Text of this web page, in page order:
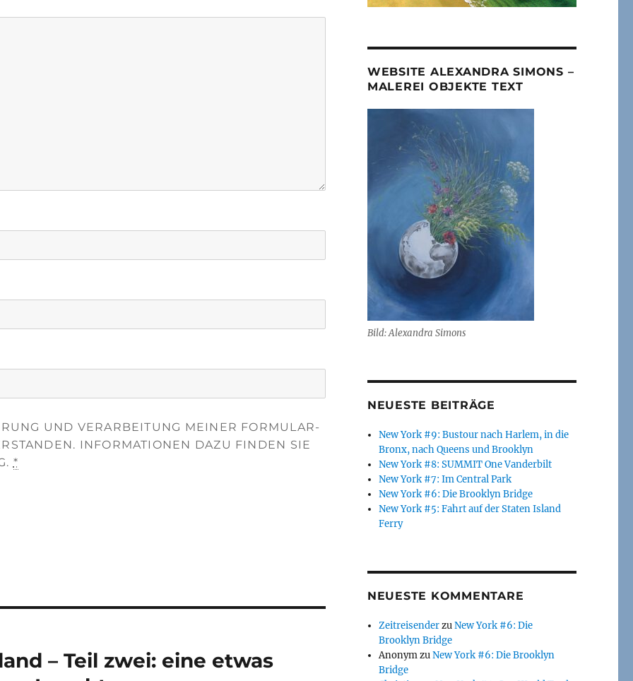
UND VERARBEITUNG MEINER FORMULAR-
INFORMATIONEN DAZU FINDEN SIE
*
– Teil zwei: eine etwas
WEBSITE ALEXANDRA SIMONS –
MALEREI OBJEKTE TEXT
Bild: Alexandra Simons
NEUESTE BEITRÄGE
New York #9: Bustour nach Harlem, in die
Bronx, nach Queens und Brooklyn
New York #8: SUMMIT One Vanderbilt
New York #7: Im Central Park
New York #6: Die Brooklyn Bridge
New York #5: Fahrt auf der Staten Island
Ferry
NEUESTE KOMMENTARE
ZeitreisenderzuNew York #6: Die
Brooklyn Bridge
AnonymzuNew York #6: Die Brooklyn
Bridge